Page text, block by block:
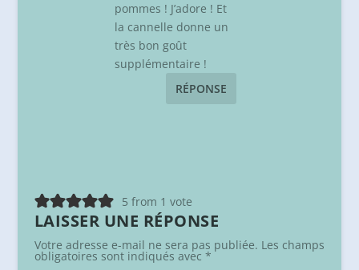
pommes ! J’adore ! Et
la cannelle donne un
très bon goût
supplémentaire !
RÉPONSE
5 from 1 vote
LAISSER UNE RÉPONSE
Votre adresse e-mail ne sera pas publiée. Les champs
obligatoires sont indiqués avec *